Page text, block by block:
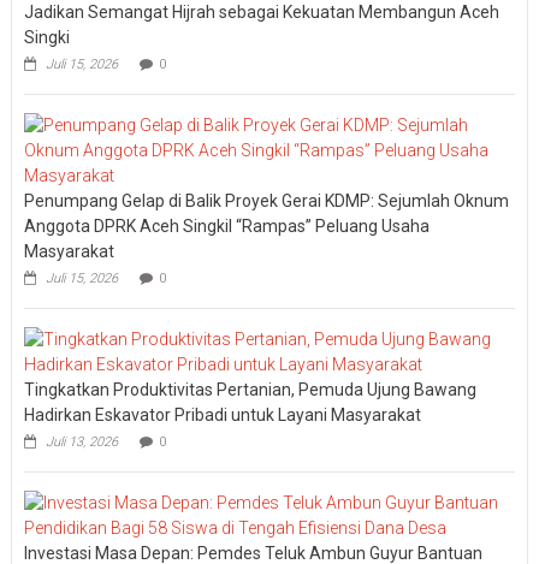
Jadikan Semangat Hijrah sebagai Kekuatan Membangun Aceh
Singki
Juli 15, 2026 0
Penumpang Gelap di Balik Proyek Gerai KDMP: Sejumlah Oknum
Anggota DPRK Aceh Singkil “Rampas” Peluang Usaha
Masyarakat
Juli 15, 2026 0
Tingkatkan Produktivitas Pertanian, Pemuda Ujung Bawang
Hadirkan Eskavator Pribadi untuk Layani Masyarakat
Juli 13, 2026 0
Investasi Masa Depan: Pemdes Teluk Ambun Guyur Bantuan